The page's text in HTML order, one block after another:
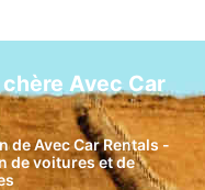
Avec Car
Avec Car Rentals -
de voitures et de